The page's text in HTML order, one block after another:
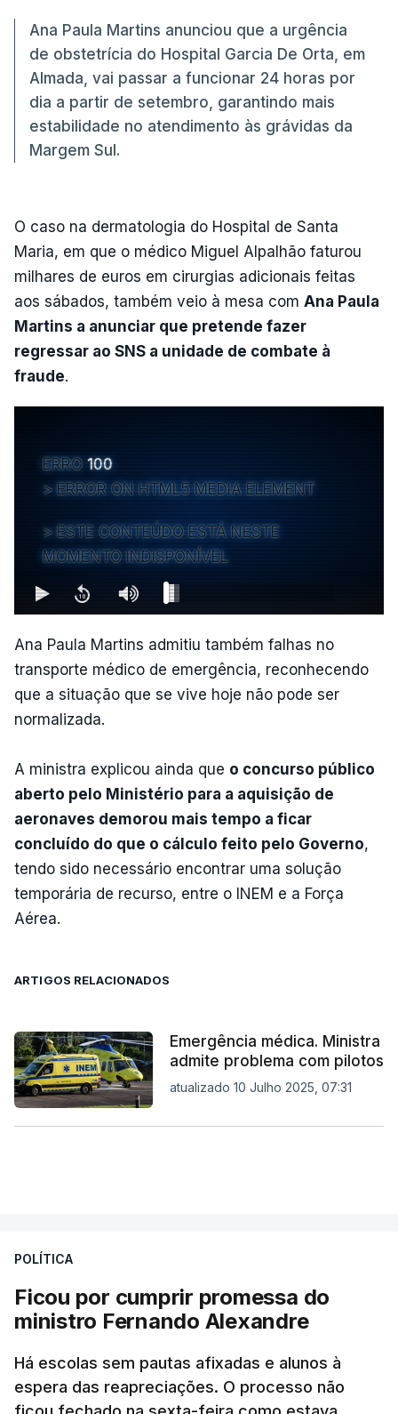
Ana Paula Martins anunciou que a urgência
de obstetrícia do Hospital Garcia De Orta, em
Almada, vai passar a funcionar 24 horas por
dia a partir de setembro, garantindo mais
estabilidade no atendimento às grávidas da
Margem Sul.
O caso na dermatologia do Hospital de Santa
Maria, em que o médico Miguel Alpalhão faturou
milhares de euros em cirurgias adicionais feitas
aos sábados, também veio à mesa com Ana Paula
Martins a anunciar que pretende fazer
regressar ao SNS a unidade de combate à
fraude.
ERRO 100
ERROR ON HTML5 MEDIA ELEMENT
ESTE CONTEÚDO ESTÁ NESTE
MOMENTO INDISPONÍVEL
Ana Paula Martins admitiu também falhas no
transporte médico de emergência, reconhecendo
que a situação que se vive hoje não pode ser
normalizada.
A ministra explicou ainda que o concurso público
aberto pelo Ministério para a aquisição de
aeronaves demorou mais tempo a ficar
concluído do que o cálculo feito pelo Governo,
tendo sido necessário encontrar uma solução
temporária de recurso, entre o INEM e a Força
Aérea.
ARTIGOS RELACIONADOS
Emergência médica. Ministra
admite problema com pilotos
atualizado 10 Julho 2025, 07:31
POLÍTICA
Ficou por cumprir promessa do
ministro Fernando Alexandre
Há escolas sem pautas afixadas e alunos à
espera das reapreciações. O processo não